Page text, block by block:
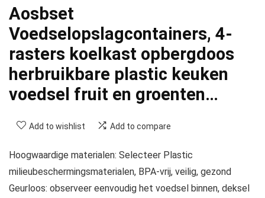
Aosbset
Voedselopslagcontainers, 4-
rasters koelkast opbergdoos
herbruikbare plastic keuken
voedsel fruit en groenten…
Add to wishlist Add to compare
Hoogwaardige materialen: Selecteer Plastic
milieubeschermingsmaterialen, BPA-vrij, veilig, gezond
Geurloos: observeer eenvoudig het voedsel binnen, deksel